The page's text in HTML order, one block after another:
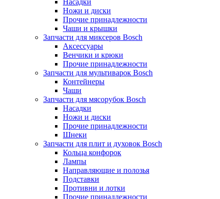
Насадки
Ножи и диски
Прочие принадлежности
Чаши и крышки
Запчасти для миксеров Bosch
Аксессуары
Венчики и крюки
Прочие принадлежности
Запчасти для мультиварок Bosch
Контейнеры
Чаши
Запчасти для мясорубок Bosch
Насадки
Ножи и диски
Прочие принадлежности
Шнеки
Запчасти для плит и духовок Bosch
Кольца конфорок
Лампы
Направляющие и полозья
Подставки
Противни и лотки
Прочие принадлежности